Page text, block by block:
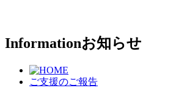
Informationお知らせ
ご支援のご報告